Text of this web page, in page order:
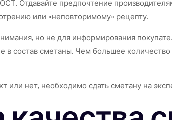
Отдавайте предпочтение
или «неповторимому» рецепту.
но не для информирования
состав сметаны. Чем большее
или нет, необходимо сдать сметану на